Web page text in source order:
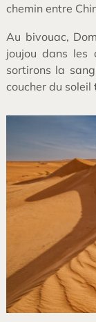
chemin entre
Au bivouac,
joujou dans les
sortirons la
coucher du